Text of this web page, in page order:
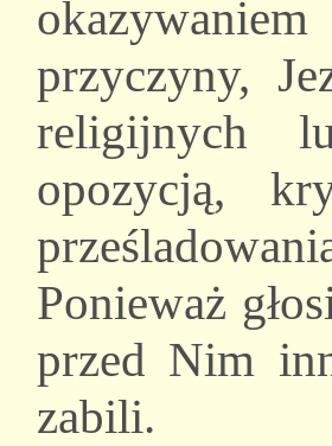
przyczyny,
religijnych
opozycją,
Ponieważ
przed Nim
zabili.